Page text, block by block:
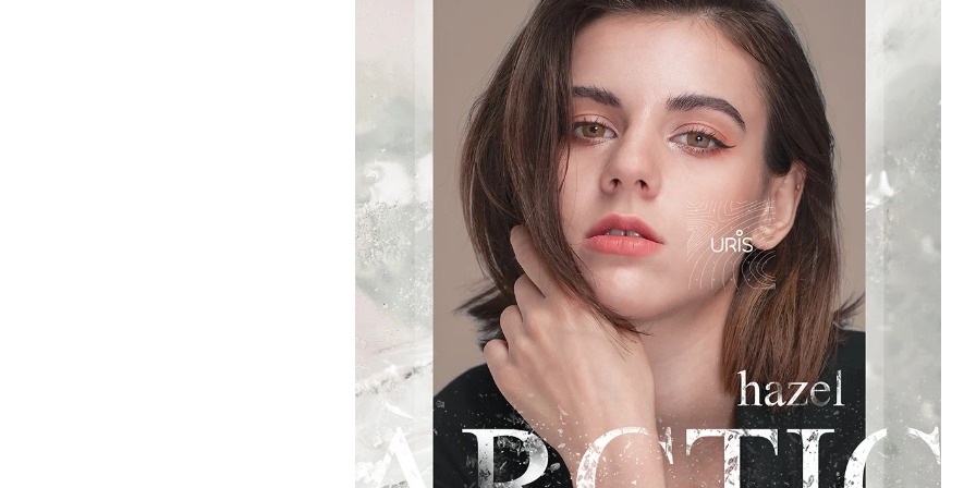
Material
Hydrogel de silicone
Country of Origin
Corée du Sud
Prescription
Color
Noisette
Lens Type
Effect
Theme
Comfort
Transparency
Inspired By
Quality
Price
Read more